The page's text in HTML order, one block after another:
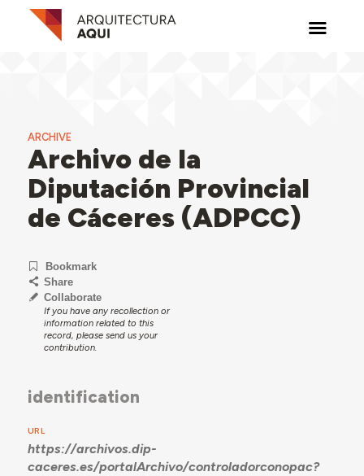
ARCHIVE
Archivo de la
Diputación Provincial
de Cáceres (ADPCC)
Bookmark
Share
Collaborate
If you have any recollection or
information related to this
record, please send us your
contribution.
identification
URL
https://archivos.dip-
caceres.es/portalArchivo/controladorconopac?